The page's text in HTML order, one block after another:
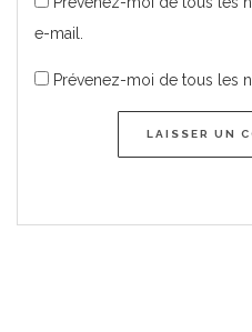
e-mail.
Prévenez-moi de tous les
LAISSER UN